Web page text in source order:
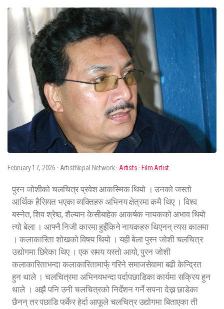
February 17, 2026 · ArtistNepal Network · Artists · Film Artist
पुरन जोशीको चलचित्र प्रवेश आकस्मिक थियो । उनको जस्तो
आर्थिक हैसियत भएका व्यक्तिहरु अभिनय क्षेत्रमा कमै थिए । विश्व
बस्नेत, शिव श्रेष्ठ, शैल्यान केसीबाहेक आकर्षक नायकको अभाव थियो
त्यो बेला । आफ्नै निजी कारमा हुइँकिने नायकहरु थिएनन् त्यस कालमा
। कलाकारिता शोखको विषय थियो । यही बेला पुरन जोशी चलचित्र
उद्योगमा छिरेका थिए । एक समय यस्तो आयो, पुरन जोशी
कलाकारिताभन्दा कलाकारितामार्फ् गरिने समाजसेवामा बढी केन्द्रित
हुन थाले । चलचित्रमा अभिनयभन्दा पर्दापछाडिका कार्यमा सक्रिय हुन
थाले । अझै पनि उनी चलचित्रको निर्देशन गर्ने सपना देख्न छाडेका
छैनन् तर पछाडि फर्केर हेर्दा आफूले चलचित्र उद्योगमा बिताएका ती